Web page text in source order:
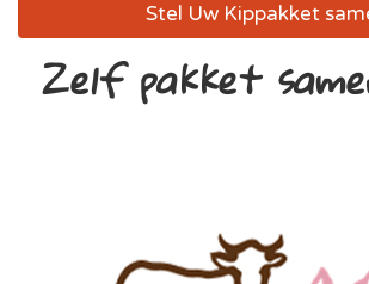
Stel Uw Kippakket
Zelf pakket